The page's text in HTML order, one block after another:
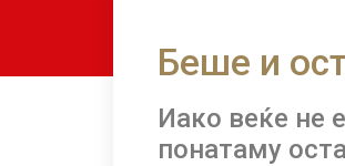
Беше и
Иако веќе не
понатаму